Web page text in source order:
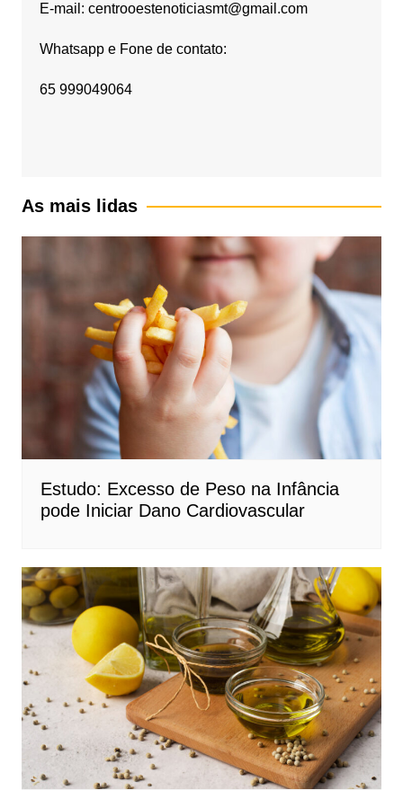
E-mail: centrooestenoticiasmt@gmail.com
Whatsapp e Fone de contato:
65 999049064
As mais lidas
Estudo: Excesso de Peso na Infância
pode Iniciar Dano Cardiovascular